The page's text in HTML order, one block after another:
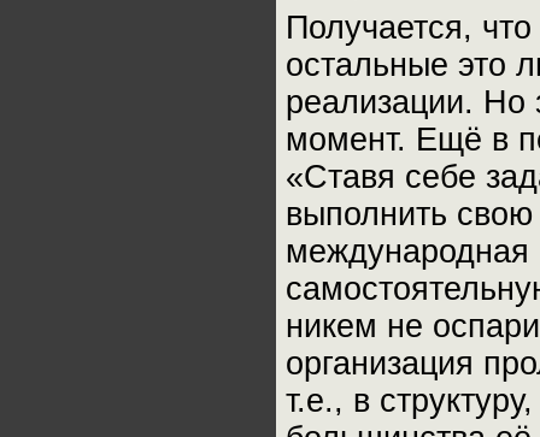
Получается,
остальные это
реализации. Но
момент. Ещё в
«Ставя себе
выполнить
международная
никем не
организация
т.е., в